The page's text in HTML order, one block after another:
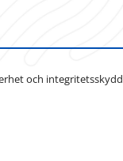
och integritetsskydd